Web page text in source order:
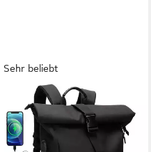
Sehr beliebt
TAN.TOMI
Freizeitrucksack
Arbeitsrucksack Groß Damen
lässiger Rolltop Rucksack